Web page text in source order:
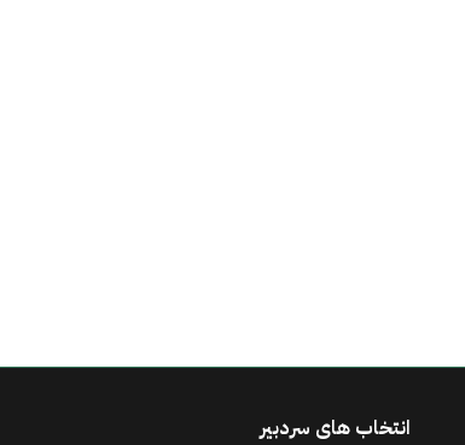
انتخاب های سردبیر